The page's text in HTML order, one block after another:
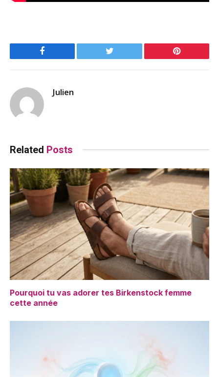
Facebook Twitter Pinterest
Julien
Related Posts
Pourquoi tu vas adorer tes Birkenstock femme
cette année